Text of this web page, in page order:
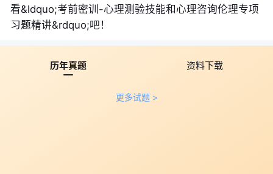
看&ldquo;考前密训-心理测验技能和心理咨询伦理专项
习题精讲&rdquo;吧！
历年真题 资料下载
更多试题 >